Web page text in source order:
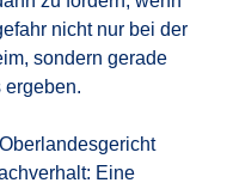
nicht nur bei der
sondern gerade
ergeben.
Eine